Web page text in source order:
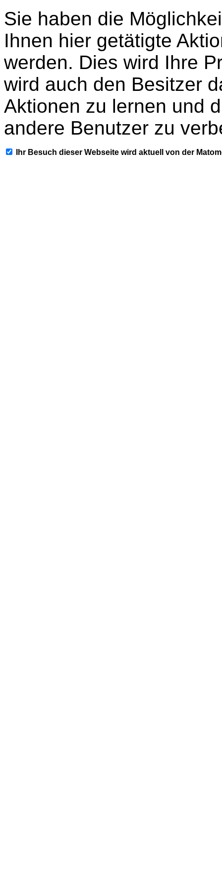
Sie haben die
Ihnen hier getätigte
werden. Dies wird Ihre
wird auch den Besitzer
Aktionen zu lernen und
andere Benutzer zu
Ihr Besuch dieser Webseite wird aktuell von der